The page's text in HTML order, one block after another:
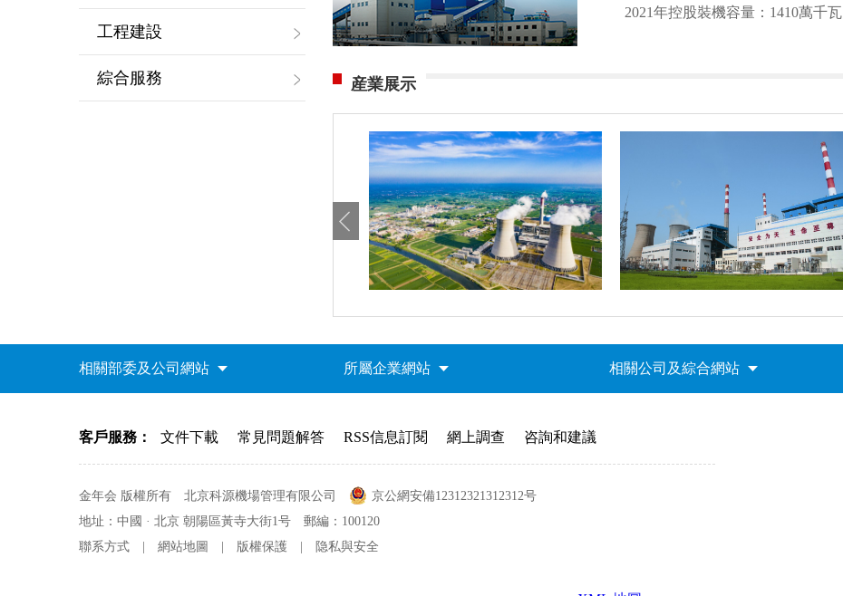
工程建設
綜合服務
2021年控股裝機容量：1410萬千瓦
産業展示
相關部委及公司網站 所屬企業網站 相關公司及綜合網站
客戶服務： 文件下載 常見問題解答 RSS信息訂閱 網上調查 咨詢和建議
金年会 版權所有 北京科源機場管理有限公司
京公網安備12312321312312号
地址：中國 · 北京 朝陽區黃寺大街1号
郵編：100120
聯系方式
網站地圖 版權保護 隐私與安全